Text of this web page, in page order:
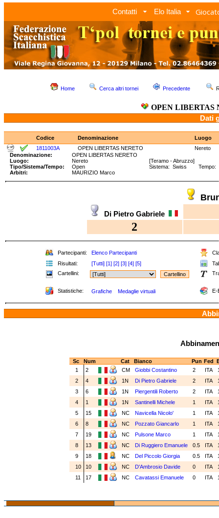
Contatti Elo Italia
Home Cerca altri tornei Precedente
OPEN LIBERTAS
Dati
Codice Denominazione
Luogo
1811003A
OPEN LIBERTAS NERETO
Nereto
Denominazione:
OPEN LIBERTAS NERETO
Luogo:
Nereto
[Teramo - Abruzzo]
Tipo/Sistema/Tempo:
Open
Sistema: Swiss Tempo:
Arbitri:
MAURIZIO Marco
Di Pietro Gabriele
2
Partecipanti: Elenco Partecipanti
Risultati:
[Tutti] [1] [2] [3] [4] [5]
Cartellini:
Statistiche: Grafiche Medaglie virtuali E-
Sc Num Cat Bianco Pun Fed
1
2 CM Giobbi Costantino 2 ITA
2
4 1N Di Pietro Gabriele 2 ITA
3
6 1N Piergentili Roberto 2 ITA
4
1 1N Santinelli Michele 1 ITA
5
15 NC Navicella Nicolo' 1 ITA
6
8 NC Pozzato Giancarlo 1 ITA
7
19 NC Pulsone Marco 1 ITA
8
13 NC Di Ruggiero Emanuele 0.5 ITA
9
18 NC Del Piccolo Giorgia 0.5 ITA
10
10 NC D'Ambrosio Davide 0 ITA
11
17 NC Cavatassi Emanuele 0 ITA